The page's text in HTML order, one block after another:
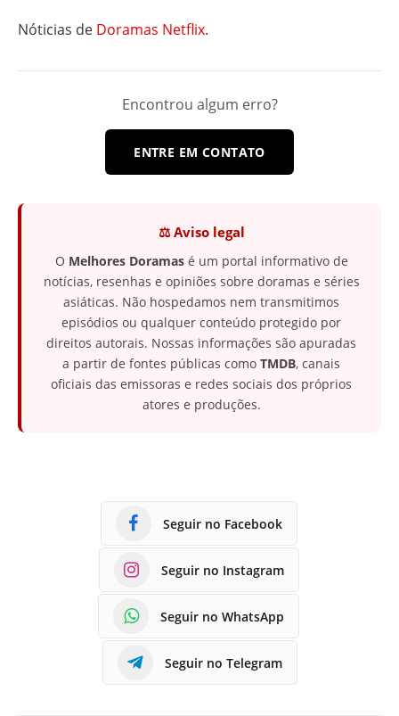
Nóticias de Doramas Netflix.
Encontrou algum erro?
ENTRE EM CONTATO
⚖️ Aviso legal
O Melhores Doramasé um portal informativo de
notícias, resenhas e opiniões sobre doramas e séries
asiáticas. Não hospedamos nem transmitimos
episódios ou qualquer conteúdo protegido por
direitos autorais. Nossas informações são apuradas
a partir de fontes públicas como TMDB, canais
oficiais das emissoras e redes sociais dos próprios
atores e produções.
Seguir no Facebook
Seguir no Instagram
Seguir no WhatsApp
Seguir no Telegram